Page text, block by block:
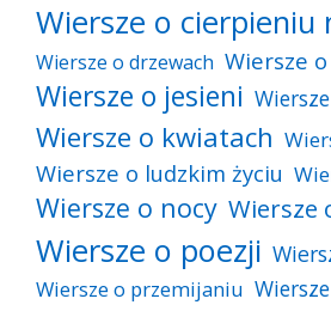
Wiersze o cierpieniu
Wiersze o drzewach Wiersze
Wiersze o jesieni
Wiersze o kwiatach
Wiersze o ludzkim życiu
Wiersze o nocy Wiersze
Wiersze o poezji
Wiersze o przemijaniu